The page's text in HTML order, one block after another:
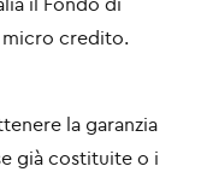
micro credito.
la garanzia
già costituite o i